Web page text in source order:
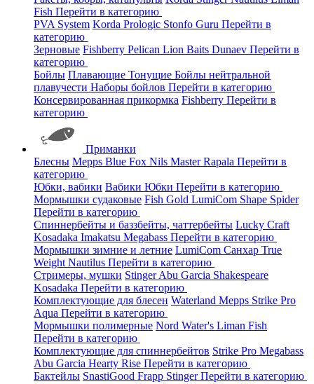
Fish Перейти в категорию
PVA System Korda Prologic Stonfo Guru Перейти в
категорию
Зерновые Fishberry Pelican Lion Baits Dunaev Перейти в
категорию
Бойлы Плавающие Тонущие Бойлы нейтральной
плавучести Наборы бойлов Перейти в категорию
Консервированная прикормка Fishberry Перейти в
категорию
Приманки
Блесны Mepps Blue Fox Nils MasterRapala Перейти в
категорию
Юбки, вабики Вабики Юбки Перейти в категорию
Мормышки судаковые Fish Gold LumiCom Shape Spider
Перейти в категорию
Спиннербейты и баззбейты, чаттербейты Lucky Craft
Kosadaka Imakatsu Megabass Перейти в категорию
Мормышки зимние и летние LumiCom Санхар True
Weight Nautilus Перейти в категорию
Стримеры, мушки StingerAbu Garcia Shakespeare
Kosadaka Перейти в категорию
Комплектующие для блесен Waterland Mepps Strike Pro
Aqua Перейти в категорию
Мормышки полимерные Nord Water's Liman Fish
Перейти в категорию
Комплектующие для спиннербейтов Strike Pro Megabass
Abu Garcia Hearty Rise Перейти в категорию
Бактейлы SnastiGood Frapp StingerПерейти в категорию